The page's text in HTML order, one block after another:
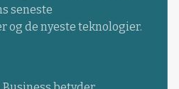
seneste
og de nyeste teknologier.